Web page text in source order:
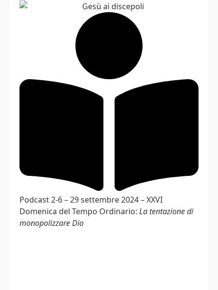
Podcast 2-6 – 29 settembre 2024 – XXVI
Domenica del Tempo Ordinario: La tentazione di
monopolizzare Dio